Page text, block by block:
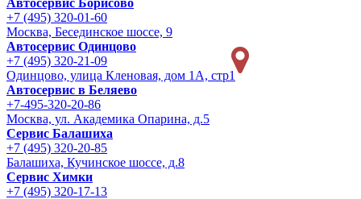
Автосервис Борисово
+7 (495) 320-01-60
Москва, Бесединское шоссе, 9
Автосервис Одинцово
+7 (495) 320-21-09
Одинцово, улица Кленовая, дом 1А, стр1
Автосервис в Беляево
+7-495-320-20-86
Москва, ул. Академика Опарина, д.5
Сервис Балашиха
+7 (495) 320-20-85
Балашиха, Кучинское шоссе, д.8
Сервис Химки
+7 (495) 320-17-13